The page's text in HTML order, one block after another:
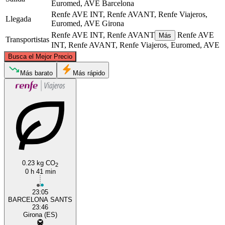
Euromed, AVE Barcelona
Llegada
Renfe AVE INT, Renfe AVANT, Renfe Viajeros,
Euromed, AVE Girona
Transportistas
Renfe AVE INT, Renfe AVANT Más
Renfe AVE
INT, Renfe AVANT, Renfe Viajeros, Euromed, AVE
Busca el Mejor Precio
©CARTO, © OpenStreetMapcontributors
Más barato Más rápido
0.23 kg CO2
0 h 41 min
23:05
BARCELONA SANTS
23:46
Girona (ES)